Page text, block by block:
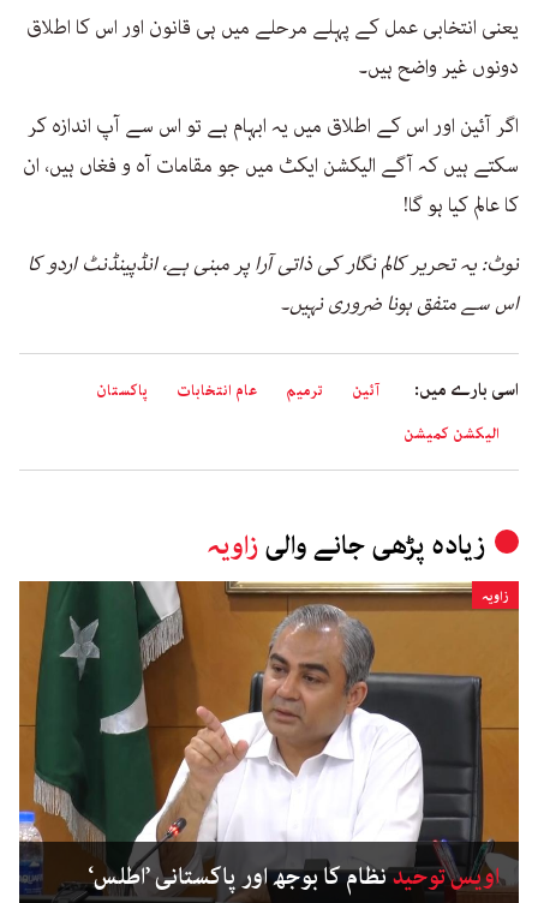
یعنی انتخابی عمل کے پہلے مرحلے میں ہی قانون اور اس کا اطلاق
دونوں غیر واضح ہیں۔
اگر آئین اور اس کے اطلاق میں یہ ابہام ہے تو اس سے آپ اندازہ کر
سکتے ہیں کہ آگے الیکشن ایکٹ میں جو مقامات آہ و فغاں ہیں، ان
کا عالم کیا ہو گا!
نوٹ: یہ تحریر کالم نگار کی ذاتی آرا پر مبنی ہے، انڈپینڈنٹ اردو کا
اس سے متفق ہونا ضروری نہیں۔
اسی بارے میں: آئین ترمیم عام انتخابات
پاکستان
الیکشن کمیشن
زیادہ پڑھی جانے والیزاویہ
زاویہ
اویس توحیدنظام کا بوجھ اور پاکستانی ’اطلس‘